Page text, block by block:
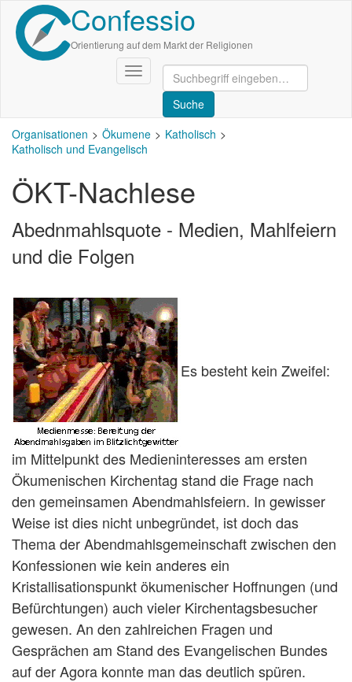
Direkt
zum
Inhalt
Confessio
Orientierung auf dem Markt der Religionen
Navigation
aktivieren/deaktivieren
Organisationen Ökumene
Katholisch
Katholisch und Evangelisch
ÖKT-Nachlese
Abednmahlsquote - Medien, Mahlfeiern
und die Folgen
Es besteht kein Zweifel:
im Mittelpunkt des Medieninteresses am ersten
Ökumenischen Kirchentag stand die Frage nach
den gemeinsamen Abendmahlsfeiern. In gewisser
Weise ist dies nicht unbegründet, ist doch das
Thema der Abendmahlsgemeinschaft zwischen den
Konfessionen wie kein anderes ein
Kristallisationspunkt ökumenischer Hoffnungen (und
Befürchtungen) auch vieler Kirchentagsbesucher
gewesen. An den zahlreichen Fragen und
Gesprächen am Stand des Evangelischen Bundes
auf der Agora konnte man das deutlich spüren.